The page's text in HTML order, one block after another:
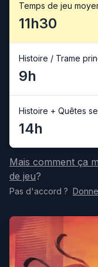
Temps de jeu
11h30
Histoire / Trame
9h
Histoire + Quêtes
14h
Mais comment ça
de jeu?
Pas d'accord ?